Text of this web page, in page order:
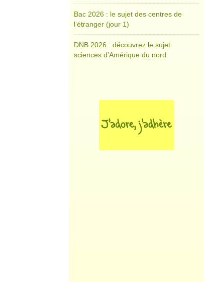
Bac 2026 : le sujet des centres de
l’étranger (jour 1)
DNB 2026 : découvrez le sujet
sciences d’Amérique du nord